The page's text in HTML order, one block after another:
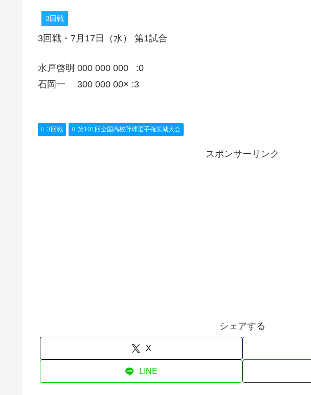
3回戦
3回戦・7月17日（水） 第1試合
水戸啓明 000 000 000 :0
石岡一 300 000 00× :3
3回戦 第101回全国高校野球選手権茨城大会
スポンサーリンク
シェアする
X
LINE